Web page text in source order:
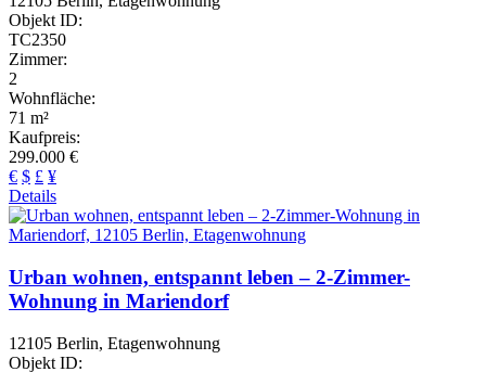
Objekt ID:
TC2350
Zimmer:
2
Wohnfläche:
71 m²
Kaufpreis:
299.000 €
€ $ £ ¥
Details
Urban wohnen, entspannt leben – 2-Zimmer-
Wohnung in Mariendorf
12105 Berlin, Etagenwohnung
Objekt ID: